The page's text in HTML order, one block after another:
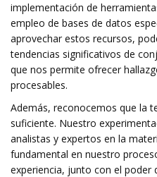
implementación de
empleo de bases de datos
aprovechar estos recursos,
tendencias significativos de
que nos permite ofrecer
procesables.
Además, reconocemos que la
suficiente. Nuestro
analistas y expertos en la
fundamental en nuestro
experiencia, junto con el poder